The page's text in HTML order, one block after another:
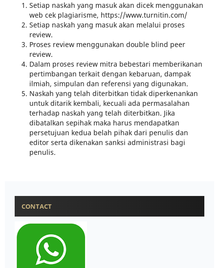
Setiap naskah yang masuk akan dicek menggunakan
web cek plagiarisme, https://www.turnitin.com/
Setiap naskah yang masuk akan melalui proses
review.
Proses review menggunakan double blind peer
review.
Dalam proses review mitra bebestari memberikanan
pertimbangan terkait dengan kebaruan, dampak
ilmiah, simpulan dan referensi yang digunakan.
Naskah yang telah diterbitkan tidak diperkenankan
untuk ditarik kembali, kecuali ada permasalahan
terhadap naskah yang telah diterbitkan. Jika
dibatalkan sepihak maka harus mendapatkan
persetujuan kedua belah pihak dari penulis dan
editor serta dikenakan sanksi administrasi bagi
penulis.
CONTACT